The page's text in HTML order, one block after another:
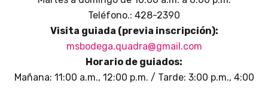
Teléfono.: 428-2390
Visita guiada (previa inscripción):
msbodega.quadra@gmail.com
Horario de guiados:
Mañana: 11:00 a.m., 12:00 p.m. / Tarde: 3:00 p.m., 4:00